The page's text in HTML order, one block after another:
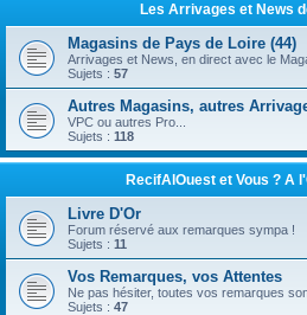
Les Arrivages et News
Magasins de Pays de Loire (44)
Arrivages et News, en direct avec le
Sujets : 57
Autres Magasins, autres
VPC ou autres Pro...
Sujets : 118
RecifAlOuest et Vous ? A
Livre D'Or
Forum réservé aux remarques sympa !
Sujets : 11
Vos Remarques, vos Attentes
Ne pas hésiter, toutes vos remarques
Sujets : 47